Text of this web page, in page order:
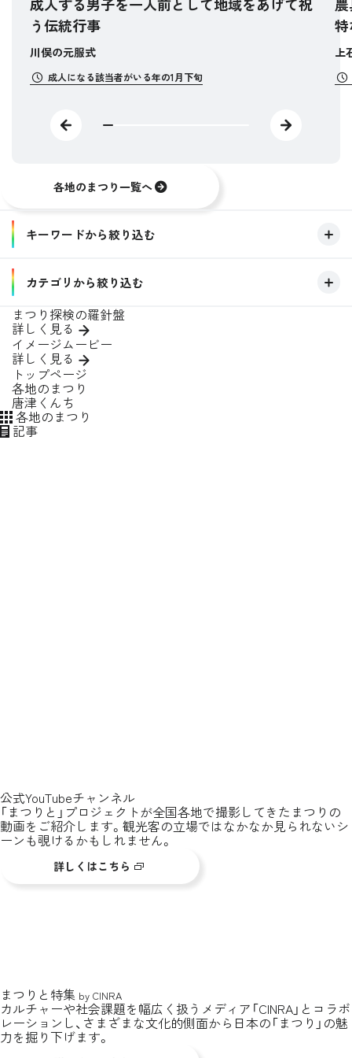
う伝統行事
川俣の元服式
成人になる該当者がいる年の1月下旬
上
各地のまつり一覧へ
キーワードから絞り込む
キーワード
カテゴリから絞り込む
開催場所
開催季節
テーマ
動画種別
まつり探検の羅針盤
詳しく見る
イメージムービー
詳しく見る
トップページ
各地のまつり
唐津くんち
各地のまつり
記事
公式YouTubeチャンネル
「まつりと」プロジェクトが全国各地で撮影してきたまつりの
動画をご紹介します。観光客の立場ではなかなか見られないシ
ーンも覗けるかもしれません。
詳しくはこちら
まつりと特集 by CINRA
カルチャーや社会課題を幅広く扱うメディア「CINRA」とコラボ
レーションし、さまざまな文化的側面から日本の「まつり」の魅
力を掘り下げます。